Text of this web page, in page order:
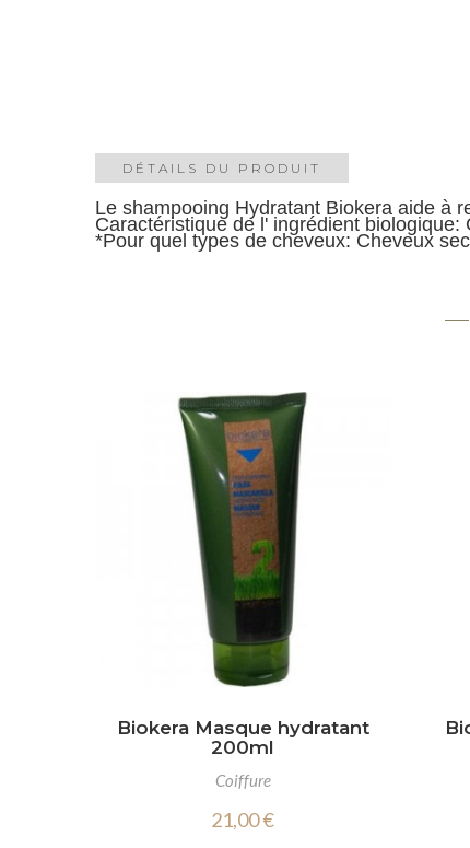
DÉTAILS DU PRODUIT
Le shampooing Hydratant Biokera aide à
Caractéristique de l' ingrédient biologique:
*Pour quel types de cheveux: Cheveux
Biokera Masque hydratant
200ml
Coiffure
21,00 €